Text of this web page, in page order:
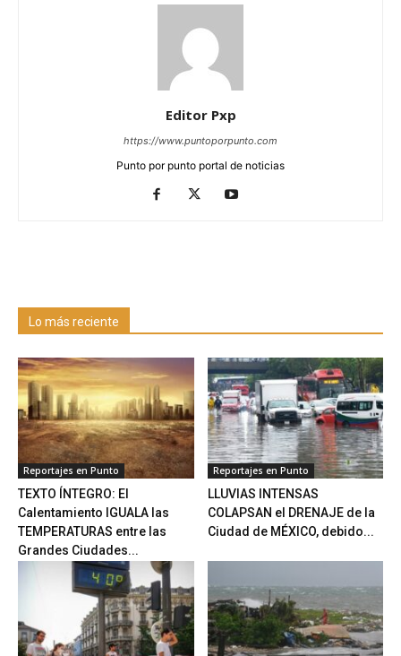
Editor Pxp
https://www.puntoporpunto.com
Punto por punto portal de noticias
Lo más reciente
Reportajes en Punto
TEXTO ÍNTEGRO: El
Calentamiento IGUALA las
TEMPERATURAS entre las
Grandes Ciudades...
Reportajes en Punto
LLUVIAS INTENSAS
COLAPSAN el DRENAJE de la
Ciudad de MÉXICO, debido...